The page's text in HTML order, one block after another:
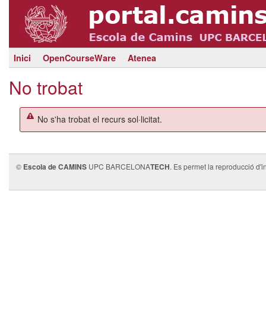
Inici OpenCourseWare Atenea
No trobat
No s'ha trobat el recurs sol·licitat.
© Escola de CAMINS UPC BARCELONATECH. Es permet la reproducció